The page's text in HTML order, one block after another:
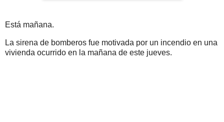
Está mañana.
La sirena de bomberos fue motivada por un incendio en una
vivienda ocurrido en la mañana de este jueves.